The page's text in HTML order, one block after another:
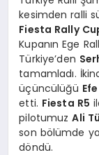
kesimden ralli
Fiesta Rally
Kupanın Ege
Türkiye’den
tamamladı.
üçüncülüğü
etti. Fiesta R5
pilotumuzAli
son bölümde
döndü.